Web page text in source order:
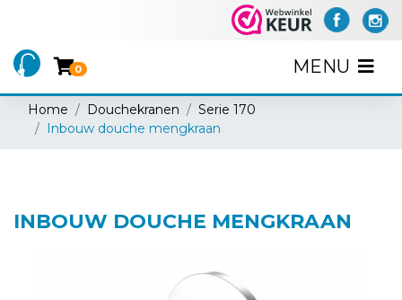
MENU
0
Home Douchekranen
Serie 170
Inbouw douche mengkraan
INBOUW DOUCHE MENGKRAAN